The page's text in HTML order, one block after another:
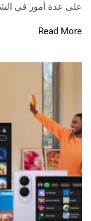
على عدة أمور في
Read More